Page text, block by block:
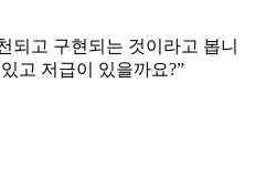
되고 구현되는 것이라고 봅니
고 저급이 있을까요?”